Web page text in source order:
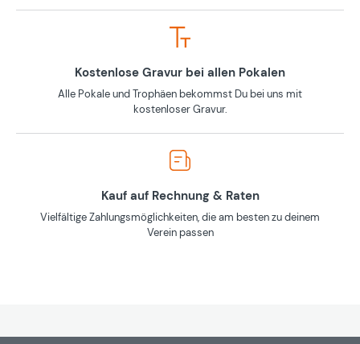
Kostenlose Gravur bei allen Pokalen
Alle Pokale und Trophäen bekommst Du bei uns mit
kostenloser Gravur.
Kauf auf Rechnung & Raten
Vielfältige Zahlungsmöglichkeiten, die am besten zu deinem
Verein passen